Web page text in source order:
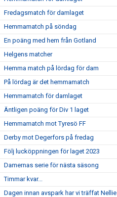
Fredagsmatch för damlaget
Hemmamatch på söndag
En poäng med hem från Gotland
Helgens matcher
Hemma match på lördag för dam
På lördag är det hemmamatch
Hemmamatch för damlaget
Äntligen poäng för Div 1 laget
Hemmamatch mot Tyresö FF
Derby mot Degerfors på fredag
Följ lucköppningen för laget 2023
Damernas serie för nästa säsong
Timmar kvar...
Dagen innan avspark har vi träffat Nellie